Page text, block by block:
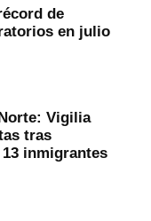
de
en julio
Vigilia
tras
inmigrantes